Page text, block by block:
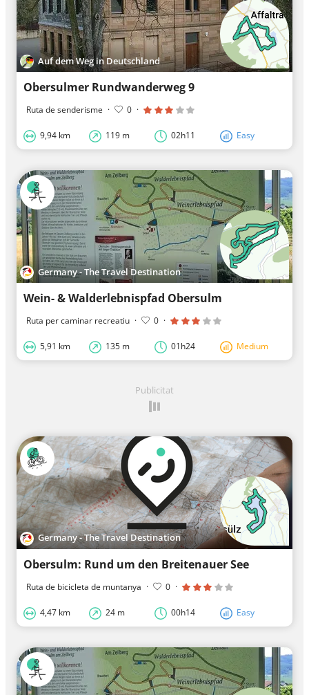
Auf dem Weg in Deutschland
Obersulmer Rundwanderweg 9
Ruta de senderisme · 0 ·
9,94 km 119 m 02h11 Easy
Germany - The Travel Destination
Wein- & Walderlebnispfad Obersulm
Ruta per caminar recreatiu · 0 ·
5,91 km 135 m 01h24 Medium
Publicitat
Germany - The Travel Destination
Obersulm: Rund um den Breitenauer See
Ruta de bicicleta de muntanya · 0 ·
4,47 km 24 m 00h14 Easy